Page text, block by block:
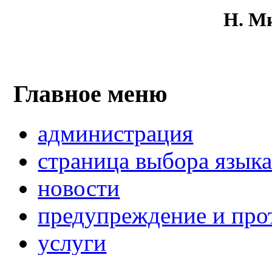
Н.
Главное меню
администрация
страница выбора языка
новости
предупреждение и
услуги